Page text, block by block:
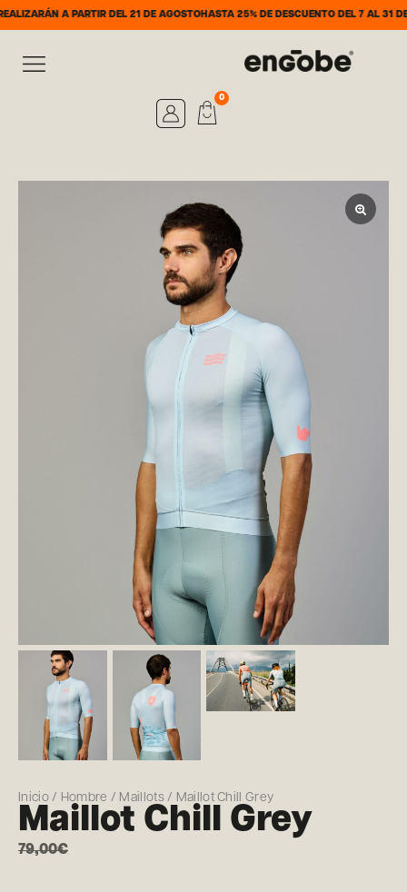
A PARTIR DEL 21 DE AGOSTOHASTA 25% DE DESCUENTO DEL 7 AL 31 DE
0
Inicio/ Hombre / Maillots / Maillot Chill Grey
Maillot Chill Grey
79,00€